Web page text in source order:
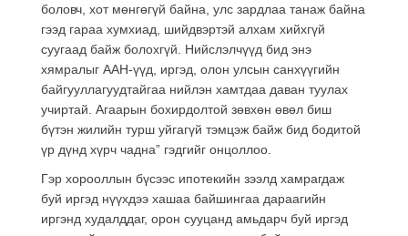
боловч, хот мөнгөгүй байна, улс зардлаа танаж байна
гээд гараа хумхиад, шийдвэртэй алхам хийхгүй
суугаад байж болохгүй. Нийслэлчүүд бид энэ
хямралыг ААН-үүд, иргэд, олон улсын санхүүгийн
байгууллагуудтайгаа нийлэн хамтдаа даван туулах
учиртай. Агаарын бохирдолтой зөвхөн өвөл биш
бүтэн жилийн турш уйгагүй тэмцэж байж бид бодитой
үр дүнд хүрч чадна” гэдгийг онцоллоо.
Гэр хорооллын бүсээс ипотекийн зээлд хамрагдаж
буй иргэд нүүхдээ хашаа байшингаа дараагийн
иргэнд худалддаг, орон сууцанд амьдарч буй иргэд